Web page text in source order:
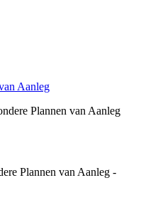
Aanleg
Plannen van Aanleg
Plannen van Aanleg -